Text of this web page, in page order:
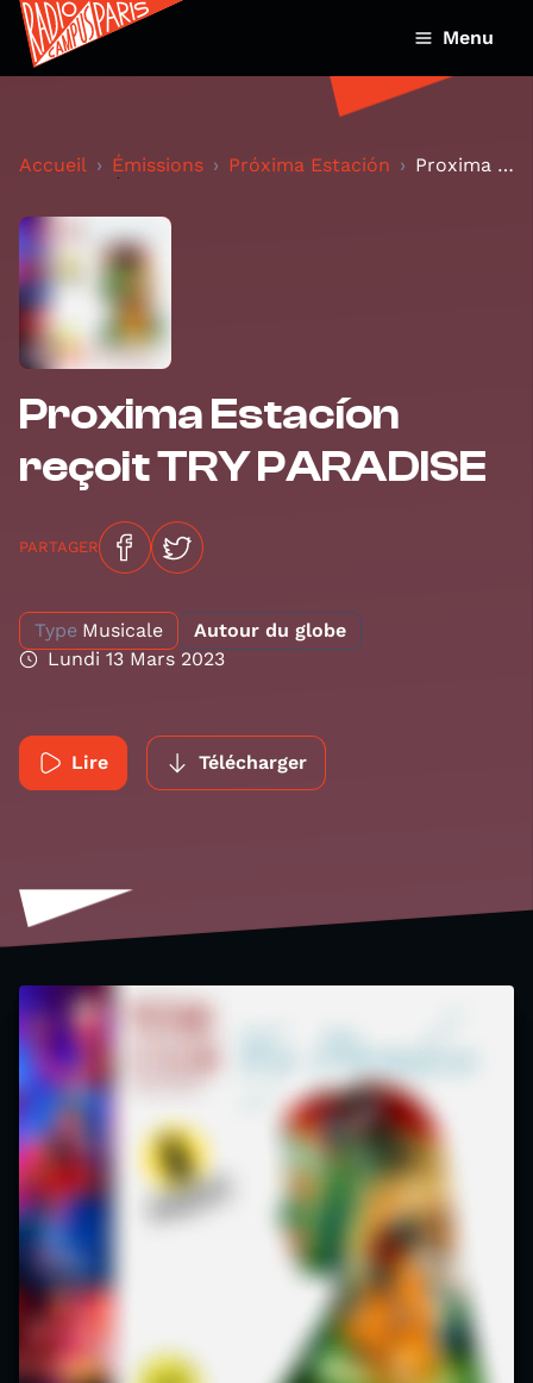
Menu
Accueil Émissions Próxima Estación Proxima Estacíon reçoit TRY PARADISE
Proxima Estacíon
reçoit TRY PARADISE
PARTAGER
Type Musicale
Autour du globe
Lundi 13 Mars 2023
Lire Télécharger